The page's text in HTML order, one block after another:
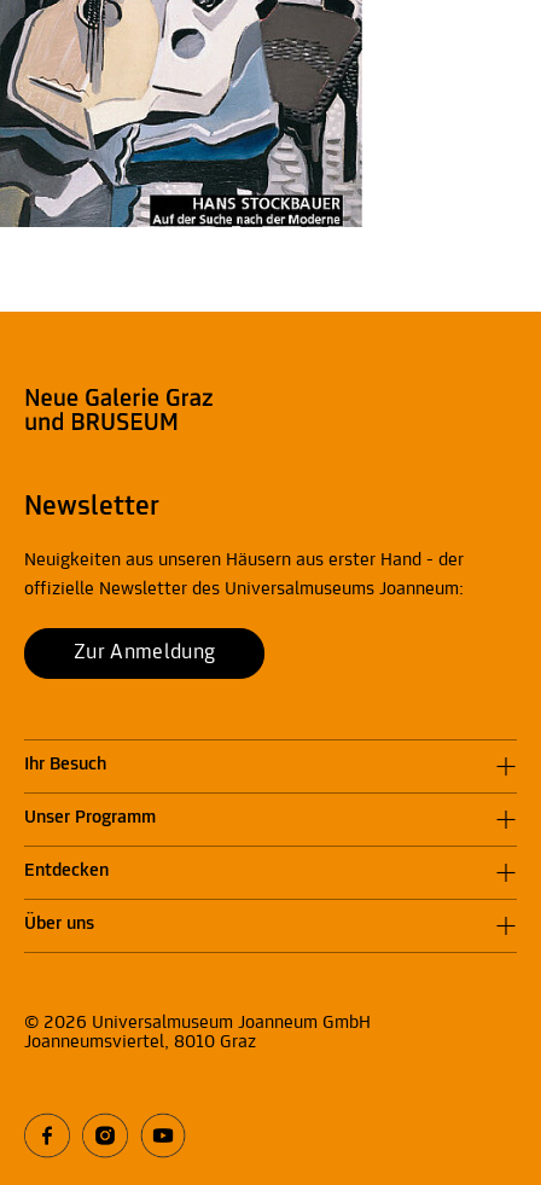
Newsletter
Neuigkeiten aus unseren Häusern aus erster Hand - der
offizielle Newsletter des Universalmuseums Joanneum:
Zur Anmeldung
Ihr Besuch
Unser Programm
Entdecken
Über uns
© 2026 Universalmuseum Joanneum GmbH
Joanneumsviertel, 8010 Graz